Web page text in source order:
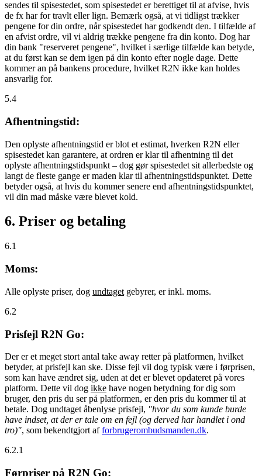
sendes til spisestedet, som spisestedet er berettiget til at afvise, hvis
de fx har for travlt eller lign. Bemærk også, at vi tidligst trækker
pengene for din ordre, når spisestedet har godkendt den. I tilfælde af
en afvist ordre, vil vi aldrig trække pengene fra din konto. Dog har
din bank "reserveret pengene", hvilket i særlige tilfælde kan betyde,
at du først kan se dem igen på din konto efter nogle dage. Dette
kommer an på bankens procedure, hvilket R2N ikke kan holdes
ansvarlig for.
5.4
Afhentningstid:
Den oplyste afhentningstid er blot et estimat, hverken R2N eller
spisestedet kan garantere, at ordren er klar til afhentning til det
oplyste afhentningstidspunkt – dog gør spisestedet sit allerbedste og
langt de fleste gange er maden klar til afhentningstidspunktet. Dette
betyder også, at hvis du kommer senere end afhentningstidspunktet,
vil din mad måske være blevet kold.
6. Priser og betaling
6.1
Moms:
Alle oplyste priser, dog undtaget gebyrer, er inkl. moms.
6.2
Prisfejl R2N Go:
Der er et meget stort antal take away retter på platformen, hvilket
betyder, at prisfejl kan ske. Disse fejl vil dog typisk være i førprisen,
som kan have ændret sig, uden at det er blevet opdateret på vores
platform. Dette vil dog ikke have nogen betydning for dig som
bruger, den pris du ser på platformen, er den pris du kommer til at
betale. Dog undtaget åbenlyse prisfejl, "hvor du som kunde burde
have indset, at der er tale om en fejl (og derved har handlet i ond
tro)", som bekendtgjort afforbrugerombudsmanden.dk.
6.2.1
Førpriser på R2N Go: